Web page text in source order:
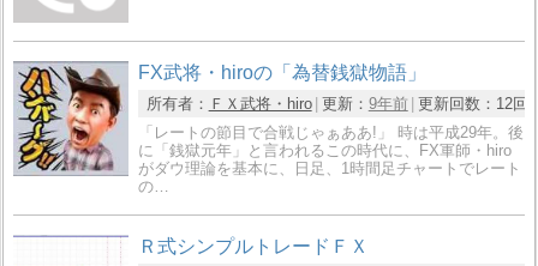
FX武将・hiroの「為替銭獄物語」
所有者： ＦＸ武将・hiro 更新： 9年前 更新回数： 12回
「レートの節目で合戦じゃぁああ!」 時は平成29年。後
に「銭獄元年」と言われるこの時代に、FX軍師・hiro
がダウ理論を基本に、日足、1時間足チャートでレート
の…
Ｒ式シンプルトレードＦＸ